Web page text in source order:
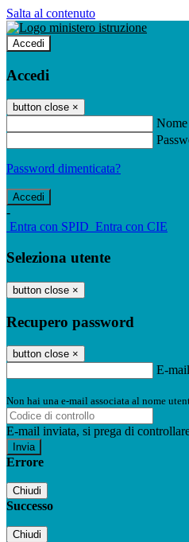
Salta al contenuto
Accedi
Accedi
button close ×
Password dimenticata?
-
Entra con SPID Entra con CIE
Seleziona utente
button close ×
Recupero password
button close ×
E-mail
Non hai una e-mail associata al nome
E-mail inviata, si prega di
Errore
Chiudi
Successo
Chiudi